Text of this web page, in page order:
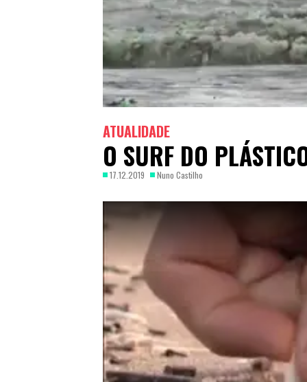
ATUALIDADE
O SURF DO
17.12.2019 Nuno Castilho